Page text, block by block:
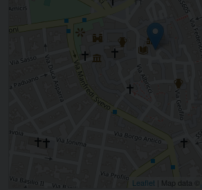
Leaflet | Map data ©